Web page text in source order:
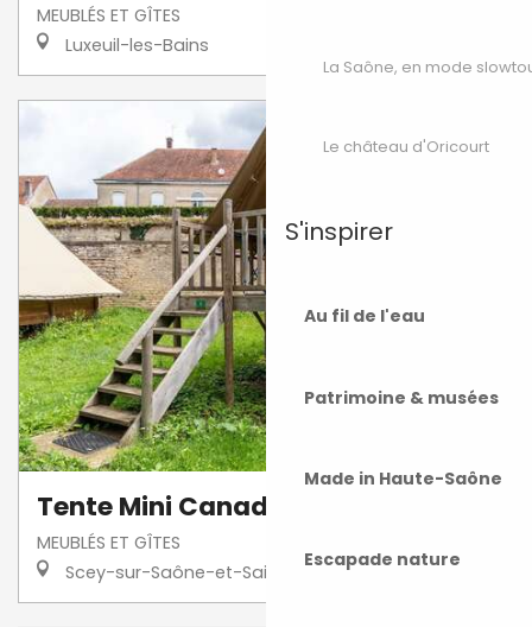
La Saône, en mode
Le château d'Oricourt
S'inspirer
Au fil de l'eau
Patrimoine & musées
Made in Haute-Saône
Escapade nature
MEUBLÉS ET GÎTES
Luxeuil-les-Bains
Tente Mini Canadienne Pilotis 4
MEUBLÉS ET GÎTES
Scey-sur-Saône-et-Saint-Albin